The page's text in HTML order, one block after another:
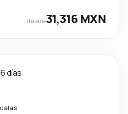
desde31,316 MXN
días